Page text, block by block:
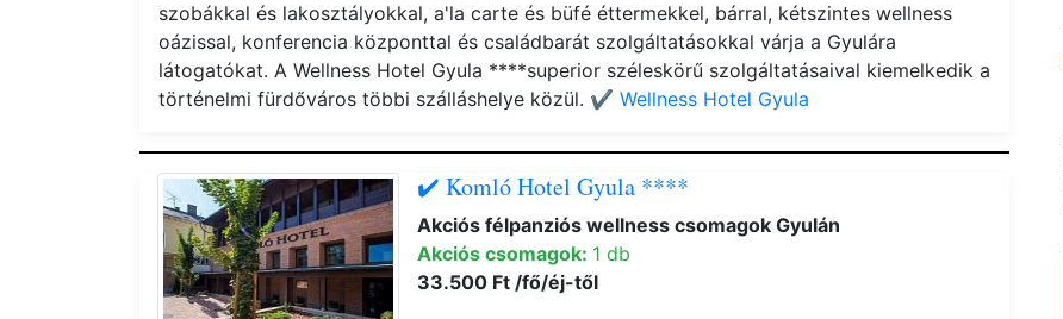
szobákkal és lakosztályokkal, a'la carte és büfé éttermekkel, bárral, kétszintes wellness
oázissal, konferencia központtal és családbarát szolgáltatásokkal várja a Gyulára
látogatókat. A Wellness Hotel Gyula ****superior széleskörű szolgáltatásaival kiemelkedik a
történelmi fürdőváros többi szálláshelye közül. ✔️ Wellness Hotel Gyula
✔️ Komló Hotel Gyula ****
Akciós félpanziós wellness csomagok Gyulán
Akciós csomagok: 1 db
33.500 Ft /fő/éj-től